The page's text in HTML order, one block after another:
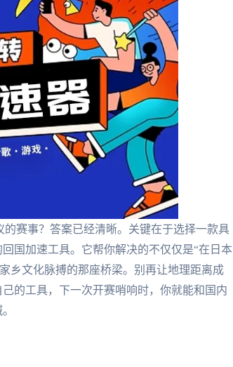
赛事？答案已经清晰。关键在于选择一款具
国加速工具。它帮你解决的不仅仅是“在日本
乡文化脉搏的那座桥梁。别再让地理距离成
的工具，下一次开赛哨响时，你就能和国内